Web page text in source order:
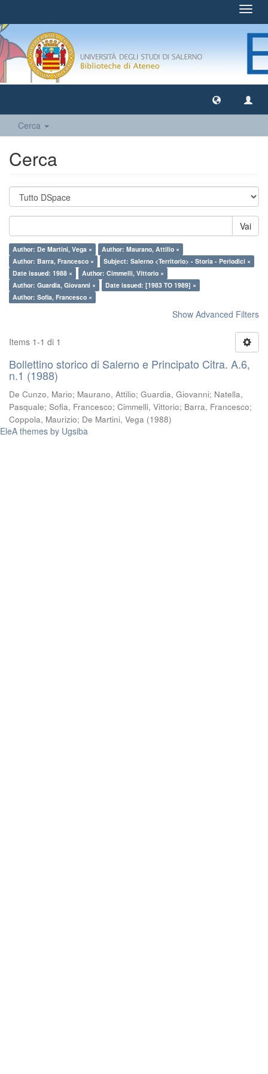
Cerca
Cerca
Vai
Author: De Martini, Vega ×
Author: Maurano, Attilio ×
Author: Barra, Francesco ×
Subject: Salerno <Territorio> - Storia - Periodici ×
Date issued: 1988 ×
Author: Cimmelli, Vittorio ×
Author: Guardia, Giovanni ×
Date issued: [1983 TO 1989] ×
Author: Sofia, Francesco ×
Show Advanced Filters
Items 1-1 di 1
Bollettino storico di Salerno e Principato Citra. A.6,
n.1 (1988)
De Cunzo, Mario; Maurano, Attilio; Guardia, Giovanni; Natella,
Pasquale; Sofia, Francesco; Cimmelli, Vittorio; Barra, Francesco;
Coppola, Maurizio; De Martini, Vega (1988)
EleA themes by Ugsiba